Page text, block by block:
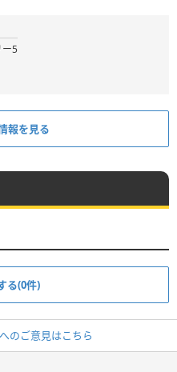
ー5
報を見る
る(0件)
のご意見はこちら